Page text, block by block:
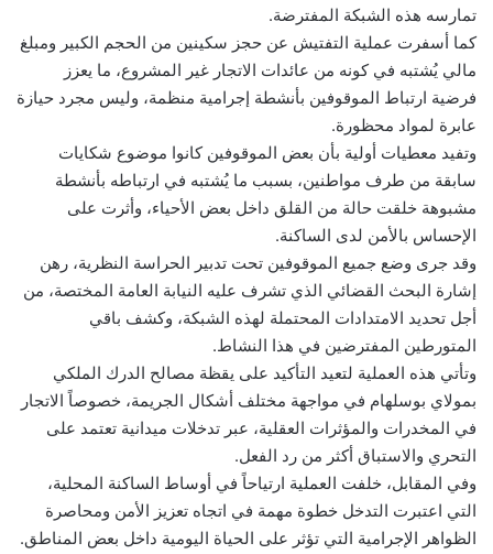
تمارسه هذه الشبكة المفترضة.
كما أسفرت عملية التفتيش عن حجز سكينين من الحجم الكبير ومبلغ
مالي يُشتبه في كونه من عائدات الاتجار غير المشروع، ما يعزز
فرضية ارتباط الموقوفين بأنشطة إجرامية منظمة، وليس مجرد حيازة
عابرة لمواد محظورة.
وتفيد معطيات أولية بأن بعض الموقوفين كانوا موضوع شكايات
سابقة من طرف مواطنين، بسبب ما يُشتبه في ارتباطه بأنشطة
مشبوهة خلقت حالة من القلق داخل بعض الأحياء، وأثرت على
الإحساس بالأمن لدى الساكنة.
وقد جرى وضع جميع الموقوفين تحت تدبير الحراسة النظرية، رهن
إشارة البحث القضائي الذي تشرف عليه النيابة العامة المختصة، من
أجل تحديد الامتدادات المحتملة لهذه الشبكة، وكشف باقي
المتورطين المفترضين في هذا النشاط.
وتأتي هذه العملية لتعيد التأكيد على يقظة مصالح الدرك الملكي
بمولاي بوسلهام في مواجهة مختلف أشكال الجريمة، خصوصاً الاتجار
في المخدرات والمؤثرات العقلية، عبر تدخلات ميدانية تعتمد على
التحري والاستباق أكثر من رد الفعل.
وفي المقابل، خلفت العملية ارتياحاً في أوساط الساكنة المحلية،
التي اعتبرت التدخل خطوة مهمة في اتجاه تعزيز الأمن ومحاصرة
الظواهر الإجرامية التي تؤثر على الحياة اليومية داخل بعض المناطق.